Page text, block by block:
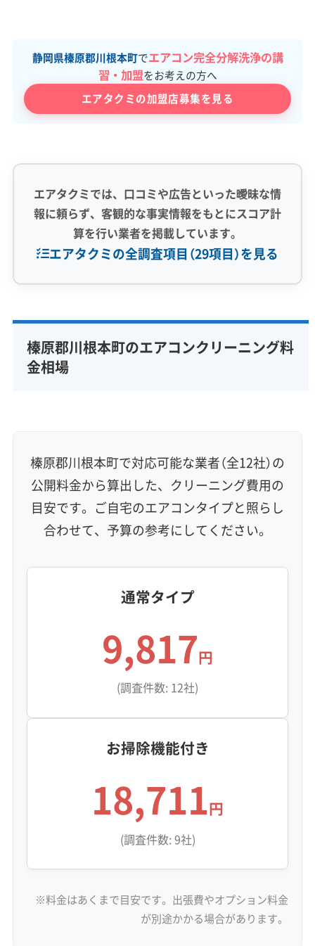
静岡県榛原郡川根本町でエアコン完全分解洗浄の講
習・加盟をお考えの方へ
エアタクミの加盟店募集を見る
エアタクミでは、口コミや広告といった曖昧な情
報に頼らず、客観的な事実情報をもとにスコア計
算を行い業者を掲載しています。
エアタクミの全調査項目（29項目）を見る
完全分解洗浄 部分クリーニング
実績10年以上
資格保有スタッフ
エコ洗剤使用
アレルギー対策
ハウスダスト除去
地域密着型
フランチャイズ
利便性・サービス (12)
定額料金 複数台割引 初回割引
定期メンテナンス
年末年始対応
防カビ・抗菌 消臭処理 防汚コーティング
榛原郡川根本町のエアコンクリーニング料
金相場
榛原郡川根本町で対応可能な業者（全12社）の
公開料金から算出した、クリーニング費用の
目安です。ご自宅のエアコンタイプと照らし
合わせて、予算の参考にしてください。
通常タイプ
9,817円
(調査件数: 12社)
お掃除機能付き
18,711円
(調査件数: 9社)
※料金はあくまで目安です。出張費やオプション料金
が別途かかる場合があります。